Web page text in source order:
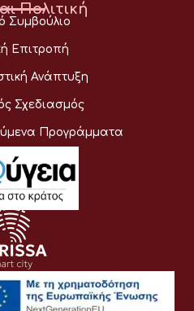
Πολιτική
Συμβούλιο
Επιτροπή
Ανάπτυξη
Σχεδιασμός
Προγράμματα